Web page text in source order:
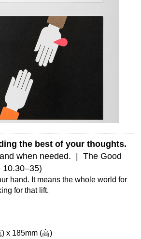
the best of your thoughts.
when needed.  |  The Good
10.30–35)
hand. It means the whole world for
for that lift.